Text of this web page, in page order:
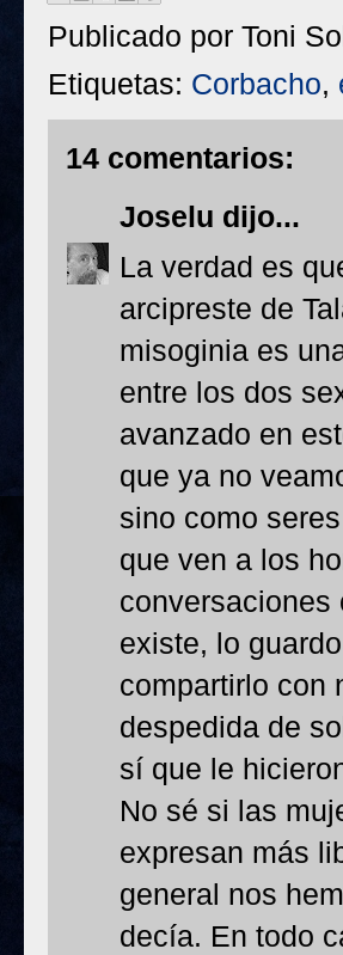
Publicado por Toni
Etiquetas: Corbacho,
14 comentarios:
Joselu dijo...
La verdad es
arcipreste de
misoginia es
entre los dos
avanzado en
que ya no
sino como
que ven a los
conversaciones
existe, lo
compartirlo con
despedida de
sí que le
No sé si las
expresan más
general nos
decía. En todo